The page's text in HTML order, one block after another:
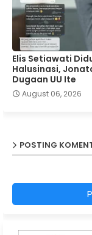
Elis Setiawati
Halusinasi,
Dugaan UU Ite
August 06, 2026
POSTING